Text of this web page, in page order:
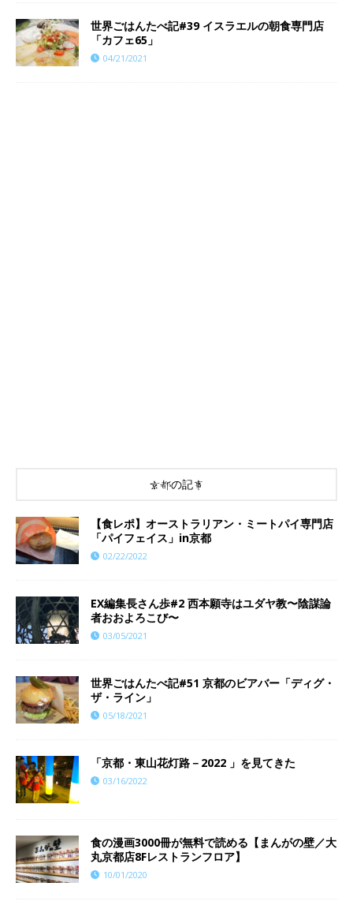
世界ごはんたべ記#39 イスラエルの朝食専門店
「カフェ65」
04/21/2021
京都の記事
【食レポ】オーストラリアン・ミートパイ専門店
「パイフェイス」in京都
02/22/2022
EX編集長さん歩#2 西本願寺はユダヤ教〜陰謀論
者おおよろこび〜
03/05/2021
世界ごはんたべ記#51 京都のビアバー「ディグ・
ザ・ライン」
05/18/2021
「京都・東山花灯路－2022 」を見てきた
03/16/2022
食の漫画3000冊が無料で読める【まんがの壁／大
丸京都店8Fレストランフロア】
10/01/2020